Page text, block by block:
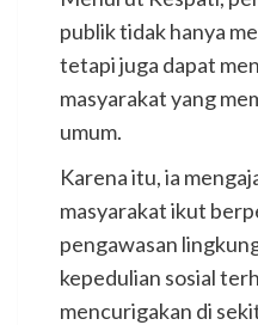
publik tidak hanya
tetapi juga dapat
masyarakat yang
umum.
Karena itu, ia
masyarakat ikut
pengawasan
kepedulian sosial
mencurigakan di